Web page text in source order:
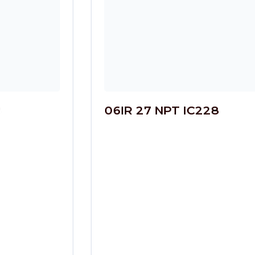
06IR 27 NPT IC228